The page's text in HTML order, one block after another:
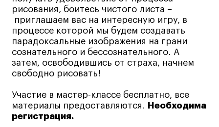
Все программы
О школе
Новости
Блог
Преподаватели
рисования, боитесь чистого листа –
приглашаем вас на интересную игру, в
процессе которой мы будем создавать
парадоксальные изображения на грани
сознательного и бессознательного. А
затем, освободившись от страха, начнем
свободно рисовать!
Участие в мастер-классе бесплатно, все
материалы предоставляются.
Необходима
регистрация.